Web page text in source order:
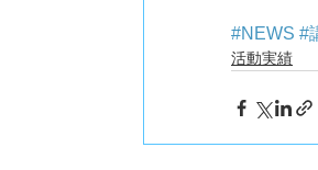
#NEWS #
活動実績